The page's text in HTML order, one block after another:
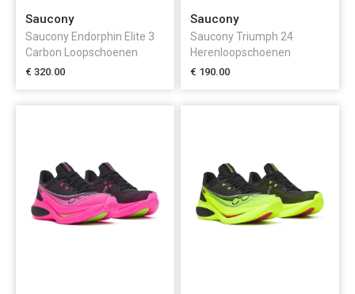
Saucony
Saucony Endorphin Elite 3
Carbon Loopschoenen
€ 320.00
Saucony
Saucony Triumph 24
Herenloopschoenen
€ 190.00